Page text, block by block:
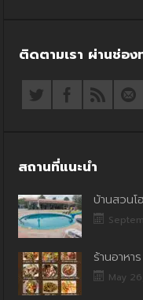
ติดตามเรา ผ่านช่อง
สถานที่แนะนำ
บ้านสวน
ร้านอาห
May